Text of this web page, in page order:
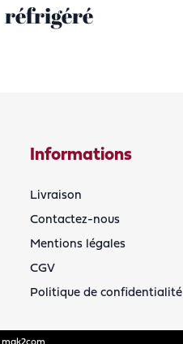
réfrigéré
Informations
Livraison
Contactez-nous
Mentions légales
CGV
Politique de confidentialité
mak2com